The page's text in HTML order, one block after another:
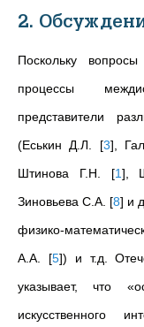
2.
Поскольку
процессы
представители
(Еськин Д.Л. [3] ,
Штинова Г.Н. [1] ,
Зиновьева С.А. [8] и
физико-
А.А. [5]) и т.д.
указывает, что
искусственного